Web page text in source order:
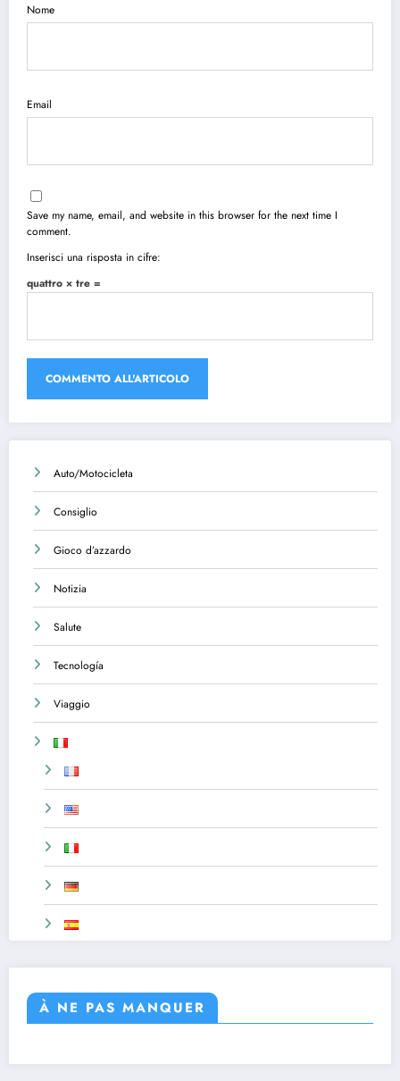
Nome
Email
Save my name, email, and website in this browser for the next time I
comment.
Inserisci una risposta in cifre:
quattro × tre =
Auto/Motocicleta
Consiglio
Gioco d’azzardo
Notizia
Salute
Tecnología
Viaggio
À NE PAS MANQUER